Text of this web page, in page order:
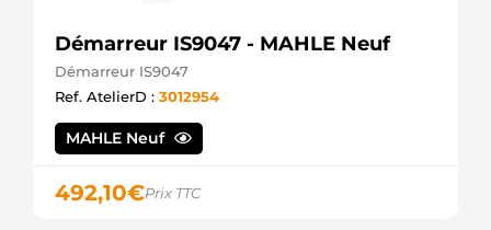
Démarreur IS9047 - MAHLE Neuf
Démarreur IS9047
Ref. AtelierD : 3012954
MAHLE Neuf
492,10€Prix TTC